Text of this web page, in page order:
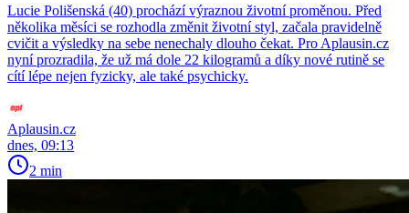
Lucie Polišenská (40) prochází výraznou životní proměnou. Před
několika měsíci se rozhodla změnit životní styl, začala pravidelně
cvičit a výsledky na sebe nenechaly dlouho čekat. Pro Aplausin.cz
nyní prozradila, že už má dole 22 kilogramů a díky nové rutině se
cítí lépe nejen fyzicky, ale také psychicky.
Aplausin.cz
dnes, 09:13
2 min